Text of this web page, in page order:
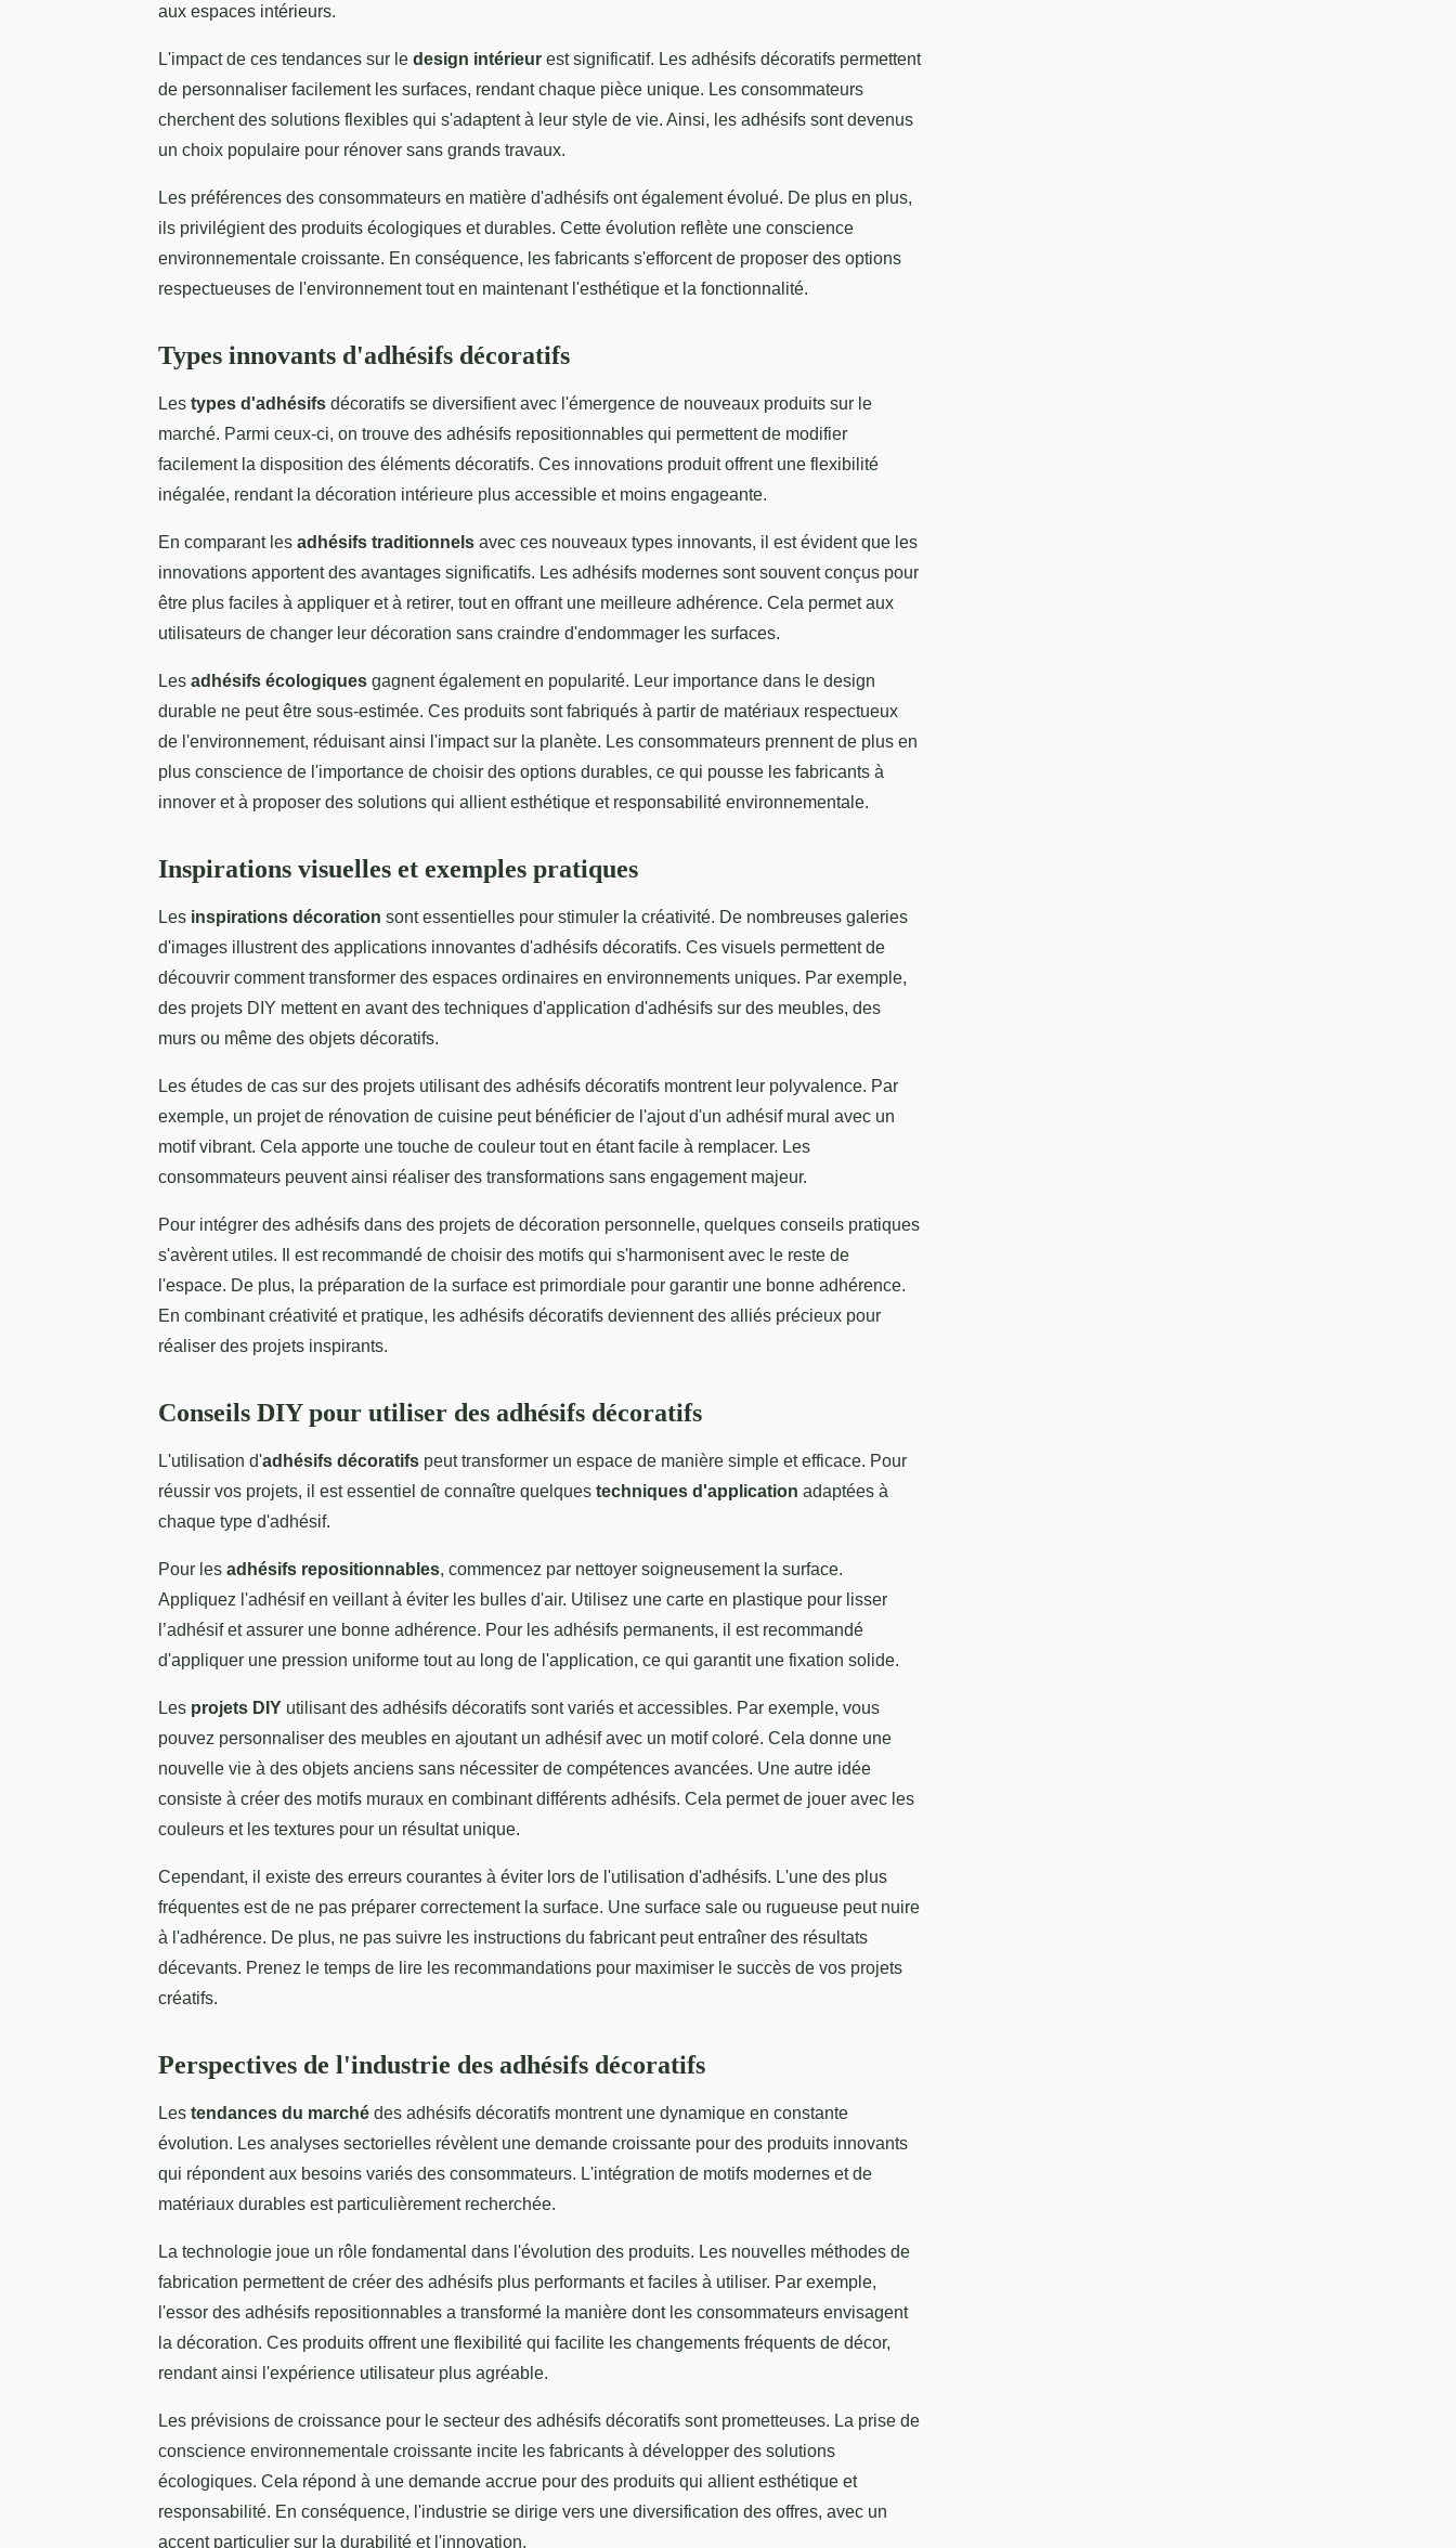
aux espaces intérieurs.
L'impact de ces tendances sur le design intérieur est significatif. Les adhésifs décoratifs permettent
de personnaliser facilement les surfaces, rendant chaque pièce unique. Les consommateurs
cherchent des solutions flexibles qui s'adaptent à leur style de vie. Ainsi, les adhésifs sont devenus
un choix populaire pour rénover sans grands travaux.
Les préférences des consommateurs en matière d'adhésifs ont également évolué. De plus en plus,
ils privilégient des produits écologiques et durables. Cette évolution reflète une conscience
environnementale croissante. En conséquence, les fabricants s'efforcent de proposer des options
respectueuses de l'environnement tout en maintenant l'esthétique et la fonctionnalité.
Types innovants d'adhésifs décoratifs
Les types d'adhésifs décoratifs se diversifient avec l'émergence de nouveaux produits sur le
marché. Parmi ceux-ci, on trouve des adhésifs repositionnables qui permettent de modifier
facilement la disposition des éléments décoratifs. Ces innovations produit offrent une flexibilité
inégalée, rendant la décoration intérieure plus accessible et moins engageante.
En comparant les adhésifs traditionnels avec ces nouveaux types innovants, il est évident que les
innovations apportent des avantages significatifs. Les adhésifs modernes sont souvent conçus pour
être plus faciles à appliquer et à retirer, tout en offrant une meilleure adhérence. Cela permet aux
utilisateurs de changer leur décoration sans craindre d'endommager les surfaces.
Les adhésifs écologiques gagnent également en popularité. Leur importance dans le design
durable ne peut être sous-estimée. Ces produits sont fabriqués à partir de matériaux respectueux
de l'environnement, réduisant ainsi l'impact sur la planète. Les consommateurs prennent de plus en
plus conscience de l'importance de choisir des options durables, ce qui pousse les fabricants à
innover et à proposer des solutions qui allient esthétique et responsabilité environnementale.
Inspirations visuelles et exemples pratiques
Les inspirations décoration sont essentielles pour stimuler la créativité. De nombreuses galeries
d'images illustrent des applications innovantes d'adhésifs décoratifs. Ces visuels permettent de
découvrir comment transformer des espaces ordinaires en environnements uniques. Par exemple,
des projets DIY mettent en avant des techniques d'application d'adhésifs sur des meubles, des
murs ou même des objets décoratifs.
Les études de cas sur des projets utilisant des adhésifs décoratifs montrent leur polyvalence. Par
exemple, un projet de rénovation de cuisine peut bénéficier de l'ajout d'un adhésif mural avec un
motif vibrant. Cela apporte une touche de couleur tout en étant facile à remplacer. Les
consommateurs peuvent ainsi réaliser des transformations sans engagement majeur.
Pour intégrer des adhésifs dans des projets de décoration personnelle, quelques conseils pratiques
s'avèrent utiles. Il est recommandé de choisir des motifs qui s'harmonisent avec le reste de
l'espace. De plus, la préparation de la surface est primordiale pour garantir une bonne adhérence.
En combinant créativité et pratique, les adhésifs décoratifs deviennent des alliés précieux pour
réaliser des projets inspirants.
Conseils DIY pour utiliser des adhésifs décoratifs
L'utilisation d'adhésifs décoratifs peut transformer un espace de manière simple et efficace. Pour
réussir vos projets, il est essentiel de connaître quelques techniques d'application adaptées à
chaque type d'adhésif.
Pour les adhésifs repositionnables, commencez par nettoyer soigneusement la surface.
Appliquez l'adhésif en veillant à éviter les bulles d'air. Utilisez une carte en plastique pour lisser
l’adhésif et assurer une bonne adhérence. Pour les adhésifs permanents, il est recommandé
d'appliquer une pression uniforme tout au long de l'application, ce qui garantit une fixation solide.
Les projets DIY utilisant des adhésifs décoratifs sont variés et accessibles. Par exemple, vous
pouvez personnaliser des meubles en ajoutant un adhésif avec un motif coloré. Cela donne une
nouvelle vie à des objets anciens sans nécessiter de compétences avancées. Une autre idée
consiste à créer des motifs muraux en combinant différents adhésifs. Cela permet de jouer avec les
couleurs et les textures pour un résultat unique.
Cependant, il existe des erreurs courantes à éviter lors de l'utilisation d'adhésifs. L'une des plus
fréquentes est de ne pas préparer correctement la surface. Une surface sale ou rugueuse peut nuire
à l'adhérence. De plus, ne pas suivre les instructions du fabricant peut entraîner des résultats
décevants. Prenez le temps de lire les recommandations pour maximiser le succès de vos projets
créatifs.
Perspectives de l'industrie des adhésifs décoratifs
Les tendances du marché des adhésifs décoratifs montrent une dynamique en constante
évolution. Les analyses sectorielles révèlent une demande croissante pour des produits innovants
qui répondent aux besoins variés des consommateurs. L'intégration de motifs modernes et de
matériaux durables est particulièrement recherchée.
La technologie joue un rôle fondamental dans l'évolution des produits. Les nouvelles méthodes de
fabrication permettent de créer des adhésifs plus performants et faciles à utiliser. Par exemple,
l'essor des adhésifs repositionnables a transformé la manière dont les consommateurs envisagent
la décoration. Ces produits offrent une flexibilité qui facilite les changements fréquents de décor,
rendant ainsi l'expérience utilisateur plus agréable.
Les prévisions de croissance pour le secteur des adhésifs décoratifs sont prometteuses. La prise de
conscience environnementale croissante incite les fabricants à développer des solutions
écologiques. Cela répond à une demande accrue pour des produits qui allient esthétique et
responsabilité. En conséquence, l'industrie se dirige vers une diversification des offres, avec un
accent particulier sur la durabilité et l'innovation.